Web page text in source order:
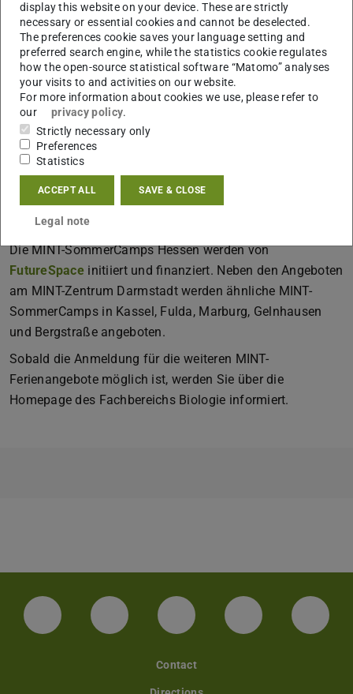
Lebenswelt formulieren, Vermutungen aufstellen und
diese mit Experimenten versuchen zu beantworten.
Das Ferienangebot richtet sich an alle Grundschulen in
Darmstadt und Umgebung und war binnen weniger Tage
ausgebucht. Aufgrund der hohen Nachfrage wartet das
Team der Fachdidaktik Biologie derzeit auf den zweiten
Startschuss für weitere MINT-Ferienangebote am Ende der
Sommerferien, die am MINT-Zentrum Darmstadt und am
https://www.schuldorf.de/schulleben/ag-mint-
zentrum/aktuelles-mint-ag) in Seeheim geplant sind.
Die MINT-SommerCamps Hessen werden von
FutureSpace initiiert und finanziert. Neben den Angeboten
am MINT-Zentrum Darmstadt werden ähnliche MINT-
SommerCamps in Kassel, Fulda, Marburg, Gelnhausen
und Bergstraße angeboten.
Sobald die Anmeldung für die weiteren MINT-
Ferienangebote möglich ist, werden Sie über die
Homepage des Fachbereichs Biologie informiert.
LinkedIn-Seite der TU Darmstadt
Instagram-Kanal der TU
Bluesky-Kanal der TU
Facebook-
Contact
display this website on your device. These are strictly
necessary or essential cookies and cannot be deselected.
The preferences cookie saves your language setting and
preferred search engine, while the statistics cookie regulates
how the open-source statistical software “Matomo” analyses
your visits to and activities on our website.
For more information about cookies we use, please refer to
our
privacy policy.
Strictly necessary only
Preferences
Statistics
ACCEPT ALL SAVE & CLOSE
Legal note